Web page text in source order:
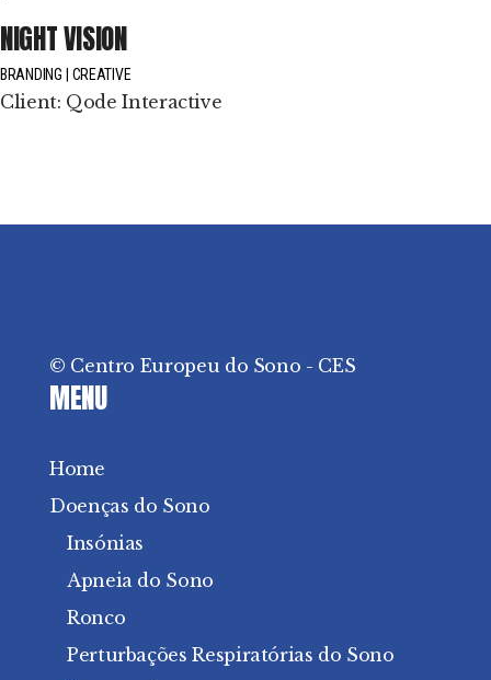
NIGHT VISION
BRANDING CREATIVE
Client: Qode Interactive
© Centro Europeu do Sono - CES
MENU
Home
Doenças do Sono
Insónias
Apneia do Sono
Ronco
Perturbações Respiratórias do Sono